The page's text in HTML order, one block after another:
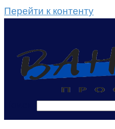
Перейти к контенту